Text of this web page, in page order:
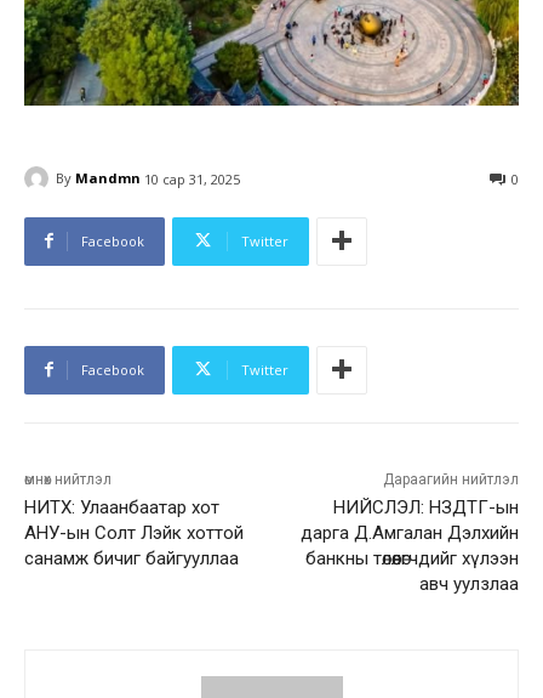
By Mandmn 10 сар 31, 2025 0
Facebook Twitter
Facebook Twitter
өмнөх нийтлэл
НИТХ: Улаанбаатар хот
АНУ-ын Солт Лэйк хоттой
санамж бичиг байгууллаа
Дараагийн нийтлэл
НИЙСЛЭЛ: НЗДТГ-ын
дарга Д.Амгалан Дэлхийн
банкны төлөөлөгчдийг хүлээн
авч уулзлаа